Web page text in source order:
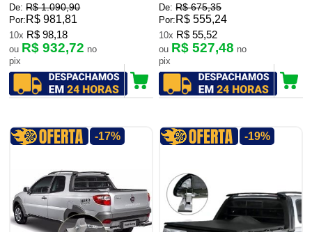
De: R$ 1.090,90
Por: R$ 981,81
10x R$ 98,18
ou R$ 932,72 no
pix
De: R$ 675,35
Por: R$ 555,24
10x R$ 55,52
ou R$ 527,48 no
pix
-17% -19%